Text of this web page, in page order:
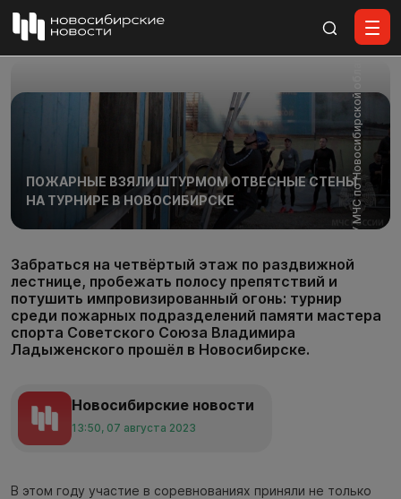
Фото: ГУ МЧС по Новосибирской области
ПОЖАРНЫЕ ВЗЯЛИ ШТУРМОМ ОТВЕСНЫЕ СТЕНЫ
НА ТУРНИРЕ В НОВОСИБИРСКЕ
Забраться на четвёртый этаж по раздвижной
лестнице, пробежать полосу препятствий и
потушить импровизированный огонь: турнир
среди пожарных подразделений памяти мастера
спорта Советского Союза Владимира
Ладыженского прошёл в Новосибирске.
Новосибирские новости
13:50, 07 августа 2023
В этом году участие в соревнованиях приняли не только